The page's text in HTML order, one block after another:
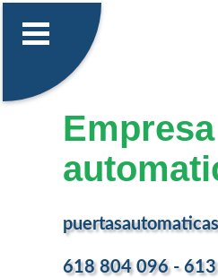
618 804 096 -